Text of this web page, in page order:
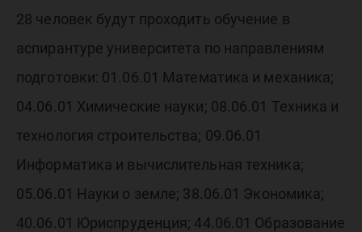
28 человек будут проходить обучение в
аспирантуре университета по направлениям
подготовки: 01.06.01 Математика и механика;
04.06.01 Химические науки; 08.06.01 Техника и
технология строительства; 09.06.01
Информатика и вычислительная техника;
05.06.01 Науки о земле; 38.06.01 Экономика;
40.06.01 Юриспруденция; 44.06.01 Образование